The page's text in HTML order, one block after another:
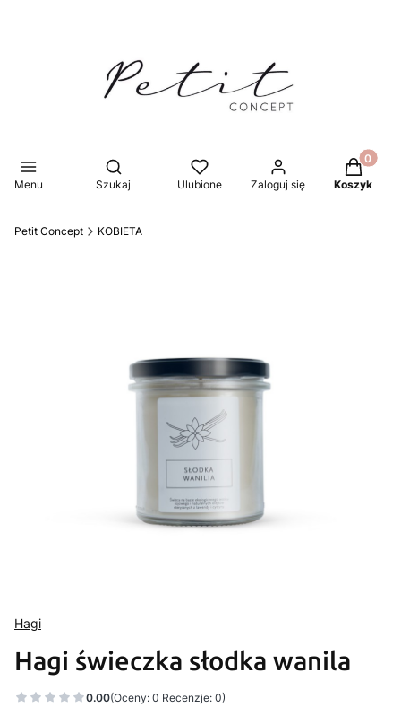
Menu
Otwórz wyszukiwarkę
Szukaj Ulubione Zaloguj się Koszyk
Petit Concept KOBIETA
Hagi
Hagi świeczka słodka wanila
0.00(Oceny: 0 Recenzje: 0)